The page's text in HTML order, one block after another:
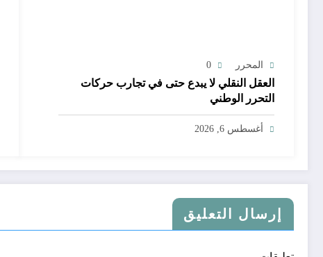
المحرر 0
العقل النقلي لا يبدع حتى في تجارب حركات
التحرر الوطني
أغسطس 6, 2026
إرسال التعليق